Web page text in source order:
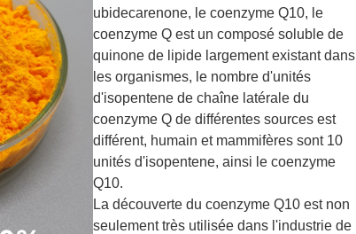
ubidecarenone, le coenzyme Q10, le
coenzyme Q est un composé soluble de
quinone de lipide largement existant dans
les organismes, le nombre d'unités
d'isopentene de chaîne latérale du
coenzyme Q de différentes sources est
différent, humain et mammifères sont 10
unités d'isopentene, ainsi le coenzyme
Q10.
La découverte du coenzyme Q10 est non
seulement très utilisée dans l'industrie de